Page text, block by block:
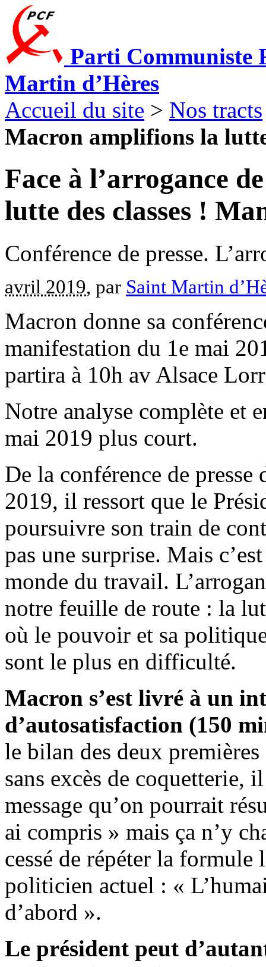
Parti Communiste
Martin d’Hères
Accueil du site > Nos tracts
Macron amplifions la
Face à l’arrogance
lutte des classes !
Conférence de presse.
avril 2019, par Saint Martin
Macron donne sa
manifestation du 1e mai
partira à 10h av Alsace
Notre analyse complète et
mai 2019 plus court.
De la conférence de
2019, il ressort que le
poursuivre son train de
pas une surprise. Mais
monde du travail.
notre feuille de route : la
où le pouvoir et sa
sont le plus en difficulté.
Macron s’est livré à un
d’autosatisfaction (150
le bilan des deux
sans excès de coquetterie,
message qu’on pourrait
ai compris » mais ça n’y
cessé de répéter la formule
politicien actuel : «
d’abord ».
Le président peut